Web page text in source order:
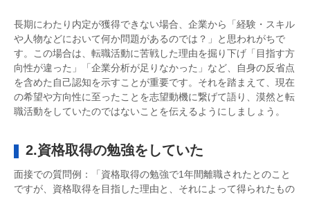
長期にわたり内定が獲得できない場合、企業から「経験・スキル
や人物などにおいて何か問題があるのでは？」と思われがちで
す。この場合は、転職活動に苦戦した理由を掘り下げ「目指す方
向性が違った」「企業分析が足りなかった」など、自身の反省点
を含めた自己認知を示すことが重要です。それを踏まえて、現在
の希望や方向性に至ったことを志望動機に繋げて語り、漠然と転
職活動をしていたのではないことを伝えるようにしましょう。
2.資格取得の勉強をしていた
面接での質問例：「資格取得の勉強で1年間離職されたとのこと
ですが、資格取得を目指した理由と、それによって得られたもの